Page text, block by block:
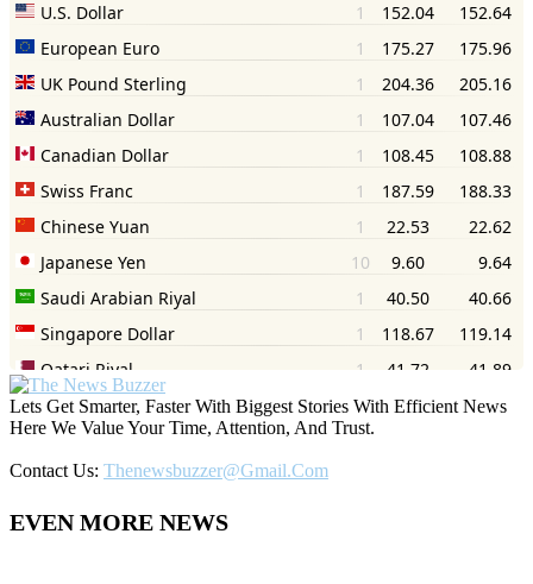
Lets Get Smarter, Faster With Biggest Stories With Efficient News
Here We Value Your Time, Attention, And Trust.
Contact Us: Thenewsbuzzer@gmail.com
EVEN MORE NEWS